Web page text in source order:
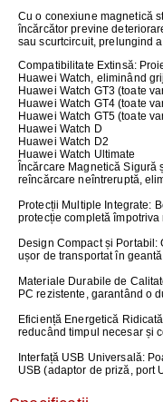
Cu o conexiune magnetică
încărcător previne
sau scurtcircuit, prelungind
Compatibilitate Extinsă:
Huawei Watch, eliminând
Huawei Watch GT3 (toate
Huawei Watch GT4 (toate
Huawei Watch GT5 (toate
Huawei Watch D
Huawei Watch D2
Huawei Watch Ultimate
Încărcare Magnetică Sigură
reîncărcare neîntreruptă,
Protecții Multiple Integrate:
protecție completă
Design Compact și Portabil:
ușor de transportat în
Materiale Durabile de
PC rezistente, garantând o
Eficiență Energetică
reducând timpul necesar și
Interfață USB Universală:
USB (adaptor de priză, port